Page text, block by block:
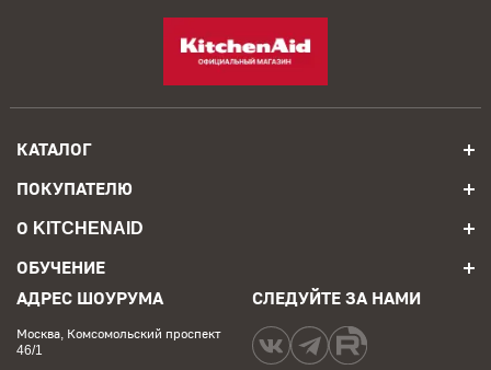
КАТАЛОГ
ПОКУПАТЕЛЮ
О KITCHENAID
ОБУЧЕНИЕ
АДРЕС ШОУРУМА
Москва, Комсомольский проспект
46/1
СЛЕДУЙТЕ ЗА НАМИ